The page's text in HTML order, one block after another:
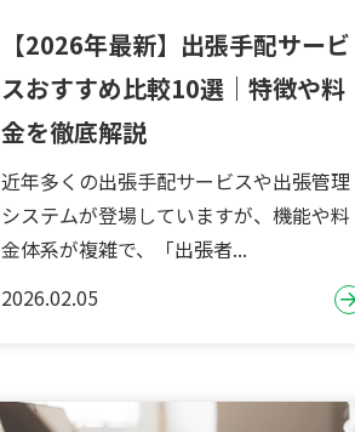
【2026年最新】出張手配サービ
スおすすめ比較10選｜特徴や料
金を徹底解説
近年多くの出張手配サービスや出張管理
システムが登場していますが、機能や料
金体系が複雑で、「出張者...
2026.02.05